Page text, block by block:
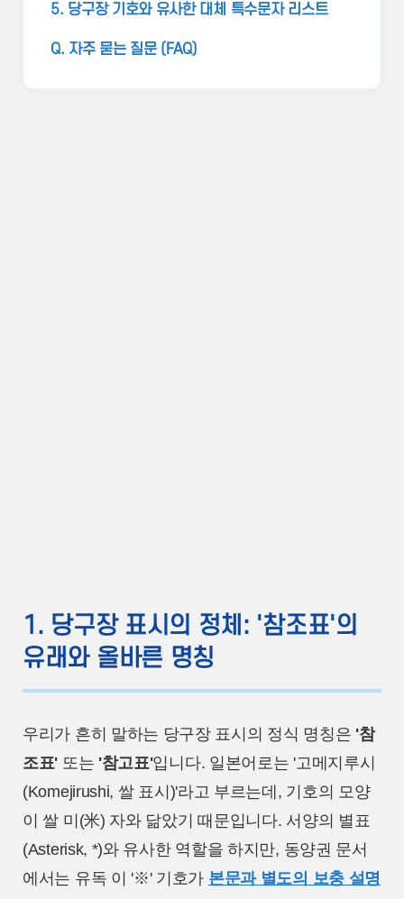
5. 당구장 기호와 유사한 대체 특수문자 리스트
Q. 자주 묻는 질문 (FAQ)
1. 당구장 표시의 정체: '참조표'의
유래와 올바른 명칭
우리가 흔히 말하는 당구장 표시의 정식 명칭은 '참
조표' 또는 '참고표'입니다. 일본어로는 '고메지루시
(Komejirushi, 쌀 표시)'라고 부르는데, 기호의 모양
이 쌀 미(米) 자와 닮았기 때문입니다. 서양의 별표
(Asterisk, *)와 유사한 역할을 하지만, 동양권 문서
에서는 유독 이 '※' 기호가 본문과 별도의 보충 설명